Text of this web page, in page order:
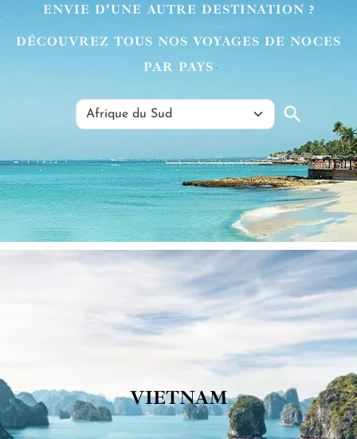
ENVIE D'UNE AUTRE DESTINATION ?
DÉCOUVREZ TOUS NOS VOYAGES DE NOCES
PAR PAYS
VIETNAM